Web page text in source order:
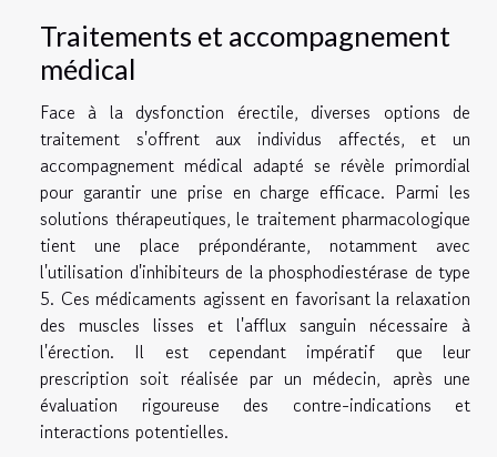
Traitements et accompagnement
médical
Face à la dysfonction érectile, diverses options de
traitement s'offrent aux individus affectés, et un
accompagnement médical adapté se révèle primordial
pour garantir une prise en charge efficace. Parmi les
solutions thérapeutiques, le traitement pharmacologique
tient une place prépondérante, notamment avec
l'utilisation d'inhibiteurs de la phosphodiestérase de type
5. Ces médicaments agissent en favorisant la relaxation
des muscles lisses et l'afflux sanguin nécessaire à
l'érection. Il est cependant impératif que leur
prescription soit réalisée par un médecin, après une
évaluation rigoureuse des contre-indications et
interactions potentielles.